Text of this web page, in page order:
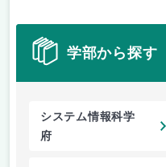
学部から探す
システム情報科学
府